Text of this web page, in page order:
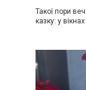
Такої пори
казку: у